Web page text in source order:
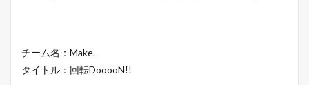
チーム名：Make.
タイトル：回転DooooN!!